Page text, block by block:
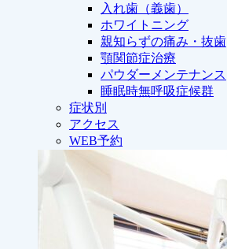
入れ歯（義歯）
ホワイトニング
親知らずの痛み・抜歯
顎関節症治療
パウダーメンテナンス
睡眠時無呼吸症候群
症状別
アクセス
WEB予約